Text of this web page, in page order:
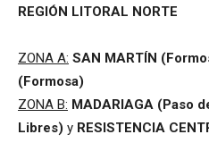
REGIÓN LITORAL NORTE
ZONA A: SAN MARTÍN
(Formosa)
ZONA B: MADARIAGA (Paso
Libres) y RESISTENCIA